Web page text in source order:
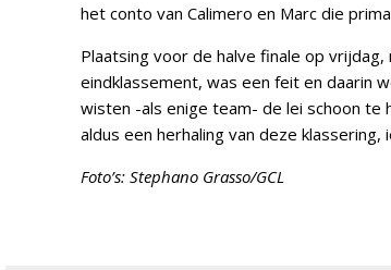
het conto van Calimero en Marc die
Plaatsing voor de halve finale op
eindklassement, was een feit en daarin
wisten -als enige team- de lei schoon te
aldus een herhaling van deze
Foto’s: Stephano Grasso/GCL